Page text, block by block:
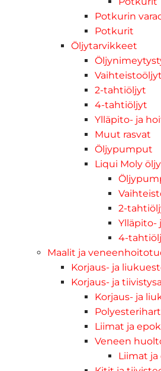
Potkurin
Potkurit
Öljytarvikkeet
Vaihteistoöljyt
2-tahtiöljyt
4-tahtiöljyt
Ylläpito- ja
Muut rasvat
Öljypumput
Liqui Moly
2-
Ylläpito-
4-
Maalit ja
Korjaus- ja
Korjaus- ja
Korjaus- ja
Liimat ja
Veneen
Liimat